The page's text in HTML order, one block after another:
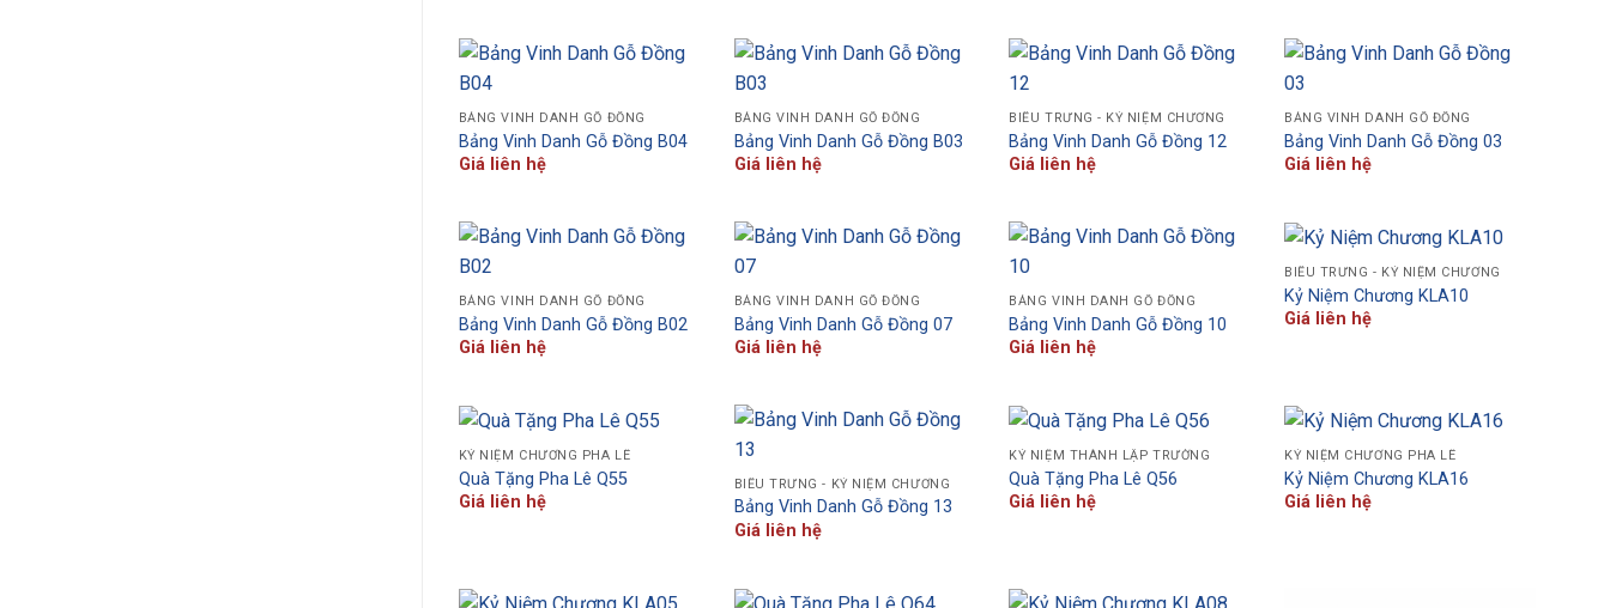
BẢNG VINH DANH GỖ ĐỒNG
Bảng Vinh Danh Gỗ Đồng B04
Giá liên hệ
BẢNG VINH DANH GỖ ĐỒNG
Bảng Vinh Danh Gỗ Đồng B03
Giá liên hệ
BIỂU TRƯNG - KỶ NIỆM CHƯƠNG
Bảng Vinh Danh Gỗ Đồng 12
Giá liên hệ
BẢNG VINH DANH GỖ ĐỒNG
Bảng Vinh Danh Gỗ Đồng 03
Giá liên hệ
BẢNG VINH DANH GỖ ĐỒNG
Bảng Vinh Danh Gỗ Đồng B02
Giá liên hệ
BẢNG VINH DANH GỖ ĐỒNG
Bảng Vinh Danh Gỗ Đồng 07
Giá liên hệ
BẢNG VINH DANH GỖ ĐỒNG
Bảng Vinh Danh Gỗ Đồng 10
Giá liên hệ
BIỂU TRƯNG - KỶ NIỆM CHƯƠNG
Kỷ Niệm Chương KLA10
Giá liên hệ
KỶ NIỆM CHƯƠNG PHA LÊ
Quà Tặng Pha Lê Q55
Giá liên hệ
BIỂU TRƯNG - KỶ NIỆM CHƯƠNG
Bảng Vinh Danh Gỗ Đồng 13
Giá liên hệ
KỶ NIỆM THÀNH LẬP TRƯỜNG
Quà Tặng Pha Lê Q56
Giá liên hệ
KỶ NIỆM CHƯƠNG PHA LÊ
Kỷ Niệm Chương KLA16
Giá liên hệ